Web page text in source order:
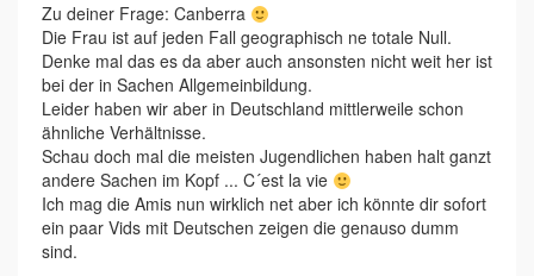
Zu deiner Frage: Canberra
Die Frau ist auf jeden Fall geographisch ne totale Null.
Denke mal das es da aber auch ansonsten nicht weit her ist
bei der in Sachen Allgemeinbildung.
Leider haben wir aber in Deutschland mittlerweile schon
ähnliche Verhältnisse.
Schau doch mal die meisten Jugendlichen haben halt ganzt
andere Sachen im Kopf ... C´est la vie
Ich mag die Amis nun wirklich net aber ich könnte dir sofort
ein paar Vids mit Deutschen zeigen die genauso dumm
sind.